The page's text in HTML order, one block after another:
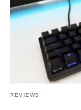
REVIEWS